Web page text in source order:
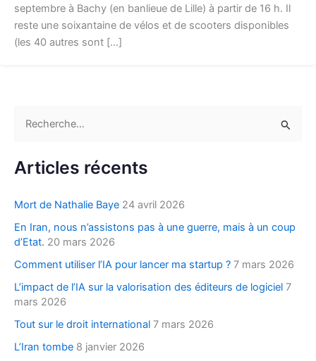
septembre à Bachy (en banlieue de Lille) à partir de 16 h. Il
reste une soixantaine de vélos et de scooters disponibles
(les 40 autres sont […]
h
c
h
r
:
Articles récents
Mort de Nathalie Baye 24 avril 2026
En Iran, nous n’assistons pas à une guerre, mais à un coup
d’Etat. 20 mars 2026
Comment utiliser l’IA pour lancer ma startup ? 7 mars 2026
L’impact de l’IA sur la valorisation des éditeurs de logiciel 7
mars 2026
Tout sur le droit international 7 mars 2026
L’Iran tombe 8 janvier 2026